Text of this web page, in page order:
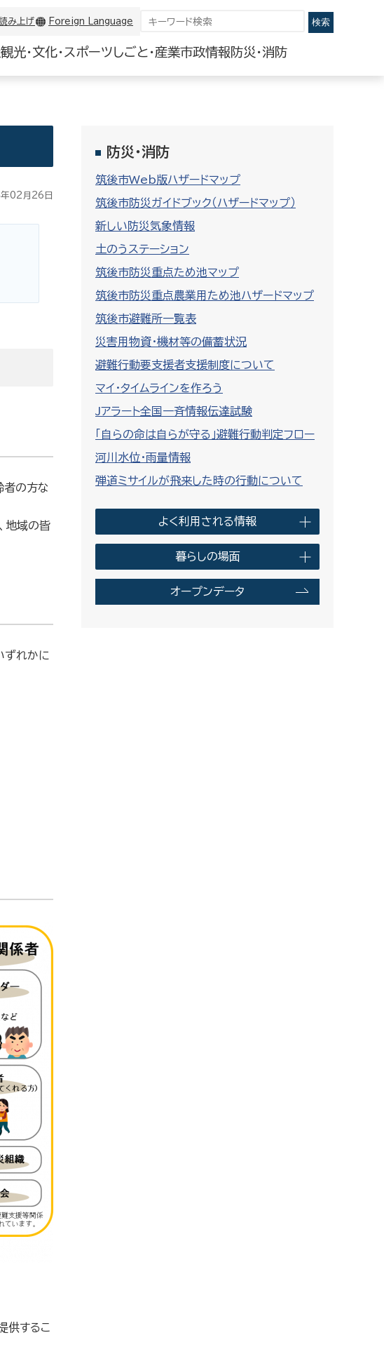
み上げ Foreign Language
観光・文化・スポーツしごと・産業市政情報 防災・消防
防災・消防
筑後市Web版ハザードマップ
筑後市防災ガイドブック（ハザードマップ）
新しい防災気象情報
土のうステーション
筑後市防災重点ため池マップ
筑後市防災重点農業用ため池ハザードマップ
筑後市避難所一覧表
災害用物資・機材等の備蓄状況
避難行動要支援者支援制度について
マイ・タイムラインを作ろう
Jアラート全国一斉情報伝達試験
「自らの命は自らが守る」避難行動判定フロー
河川水位・雨量情報
弾道ミサイルが飛来した時の行動について
よく利用される情報
暮らしの場面
オープンデータ
02月26日
者の方な
地域の皆
ずれかに
供するこ